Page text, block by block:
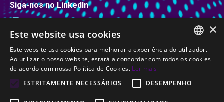
Siga-nos no LinkedIn
LinkedIn
Certificações
PORTUGUESE
×
Este website usa cookies
Este website usa cookies para melhorar a experiência do utilizador.
Ao utilizar o nosso website, estará a concordar com todos os cookies
de acordo com nossa Política de Cookies. Ler mais
ESTRITAMENTE NECESSÁRIOS
DESEMPENHO